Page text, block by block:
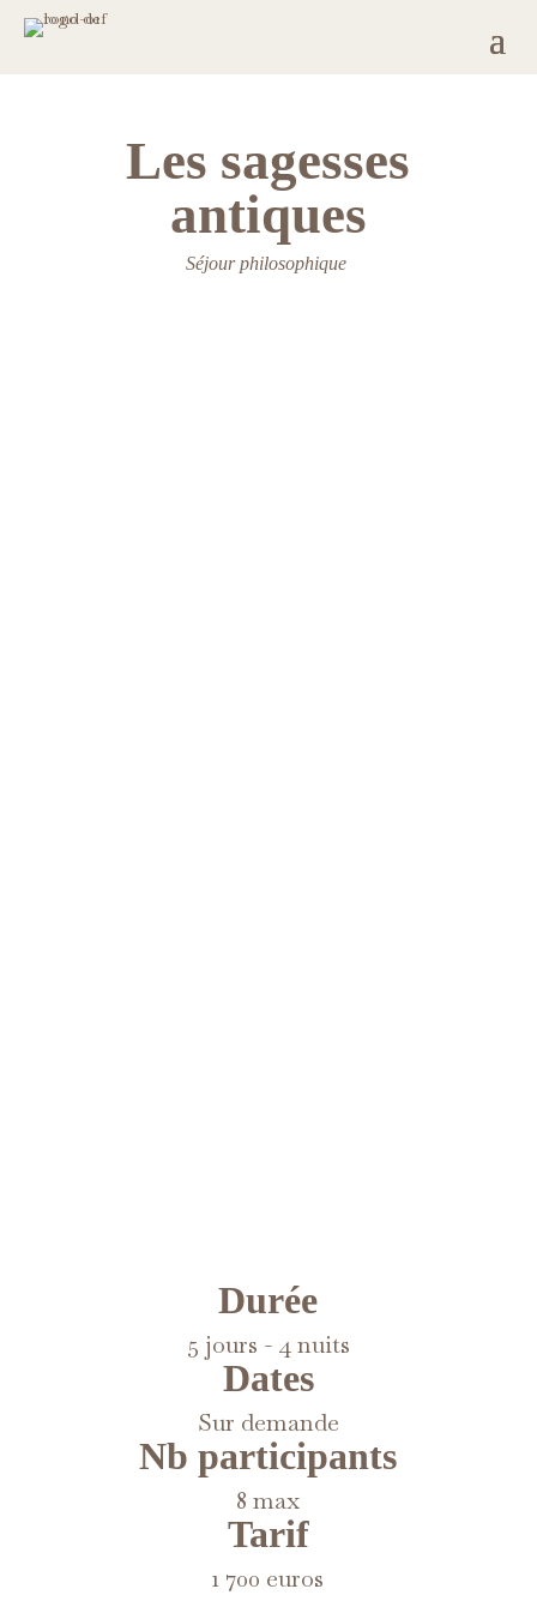
Les sagesses
antiques
Séjour philosophique
Durée
5 jours - 4 nuits
Dates
Sur demande
Nb participants
8 max
Tarif
1 700 euros